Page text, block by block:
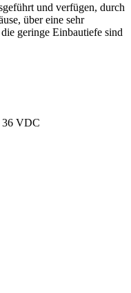
und verfügen, durch
über eine sehr
geringe Einbautiefe sind
36 VDC